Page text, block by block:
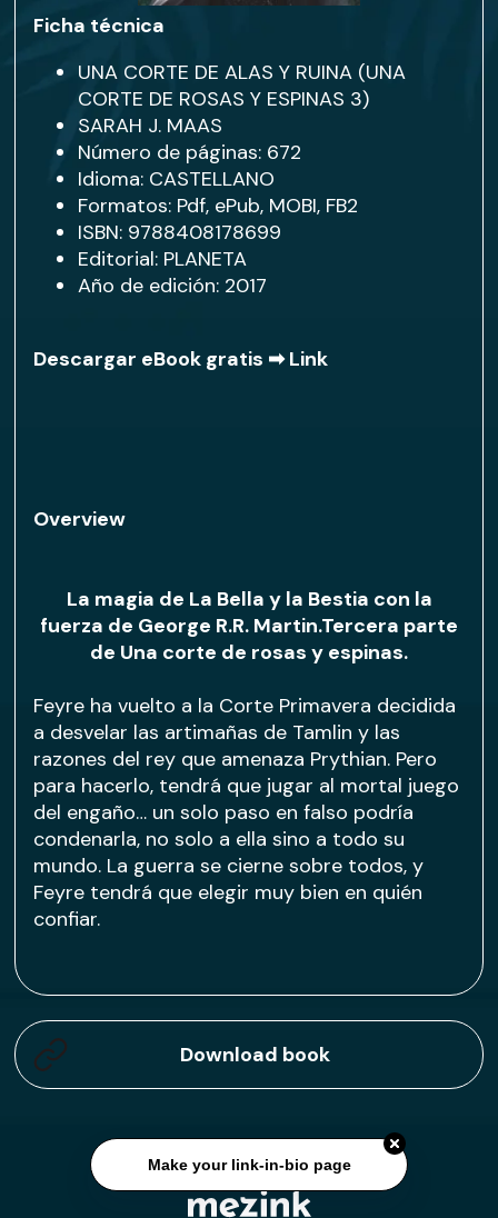
Ficha técnica
UNA CORTE DE ALAS Y RUINA (UNA
CORTE DE ROSAS Y ESPINAS 3)
SARAH J. MAAS
Número de páginas: 672
Idioma: CASTELLANO
Formatos: Pdf, ePub, MOBI, FB2
ISBN: 9788408178699
Editorial: PLANETA
Año de edición: 2017
Descargar eBook gratis ➡Link
Overview
La magia de La Bella y la Bestia con la
fuerza de George R.R. Martin.Tercera parte
de Una corte de rosas y espinas.
Feyre ha vuelto a la Corte Primavera decidida
a desvelar las artimañas de Tamlin y las
razones del rey que amenaza Prythian. Pero
para hacerlo, tendrá que jugar al mortal juego
del engaño… un solo paso en falso podría
condenarla, no solo a ella sino a todo su
mundo. La guerra se cierne sobre todos, y
Feyre tendrá que elegir muy bien en quién
confiar.
Download book
Make your link-in-bio page